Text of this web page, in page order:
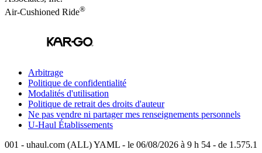
Air-Cushioned Ride®
Arbitrage
Politique de confidentialité
Modalités d'utilisation
Politique de retrait des droits d'auteur
Ne pas vendre ni partager mes renseignements personnels
U-Haul Établissements
001 - uhaul.com (ALL) YAML - le 06/08/2026 à 9 h 54 - de 1.575.1